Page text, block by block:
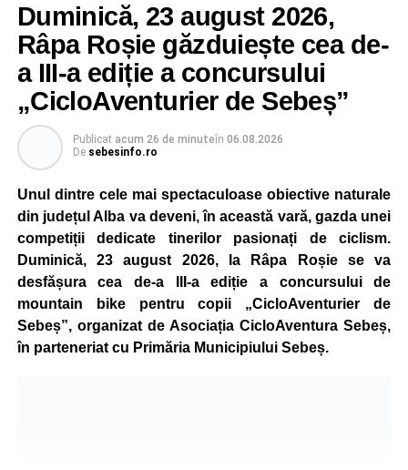
Duminică, 23 august 2026,
Râpa Roșie găzduiește cea de-
a III-a ediție a concursului
„CicloAventurier de Sebeș”
Publicat acum 26 de minuteîn 06.08.2026
De sebesinfo.ro
Unul dintre cele mai spectaculoase obiective naturale
din județul Alba va deveni, în această vară, gazda unei
competiții dedicate tinerilor pasionați de ciclism.
Duminică, 23 august 2026, la Râpa Roșie se va
desfășura cea de-a III-a ediție a concursului de
mountain bike pentru copii „CicloAventurier de
Sebeș”, organizat de Asociația CicloAventura Sebeș,
în parteneriat cu Primăria Municipiului Sebeș.